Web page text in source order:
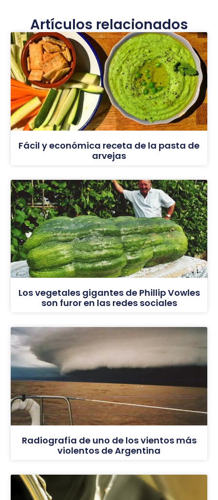
Artículos relacionados
Fácil y económica receta de la pasta de
arvejas
Los vegetales gigantes de Phillip Vowles
son furor en las redes sociales
Radiografía de uno de los vientos más
violentos de Argentina